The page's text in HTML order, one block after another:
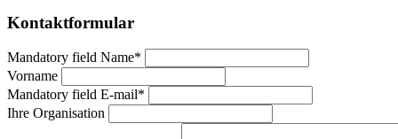
Kontaktformular
Mandatory field Name*
Vorname
Mandatory field E-mail*
Ihre Organisation